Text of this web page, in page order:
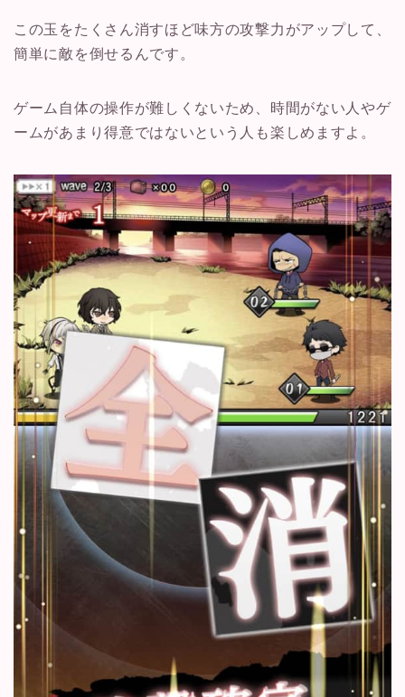
この玉をたくさん消すほど味方の攻撃力がアップして、
簡単に敵を倒せるんです。
ゲーム自体の操作が難しくないため、時間がない人やゲ
ームがあまり得意ではないという人も楽しめますよ。